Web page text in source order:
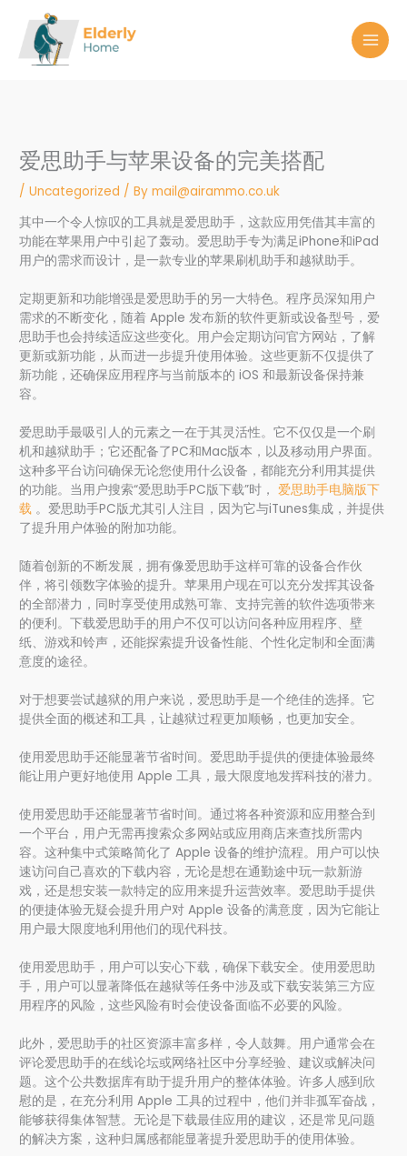
content
爱思助手与苹果设备的完美搭配
/Uncategorized / Bymail@airammo.co.uk
其中一个令人惊叹的工具就是爱思助手，这款应用凭借其丰富的
功能在苹果用户中引起了轰动。爱思助手专为满足iPhone和iPad
用户的需求而设计，是一款专业的苹果刷机助手和越狱助手。
定期更新和功能增强是爱思助手的另一大特色。程序员深知用户
需求的不断变化，随着 Apple 发布新的软件更新或设备型号，爱
思助手也会持续适应这些变化。用户会定期访问官方网站，了解
更新或新功能，从而进一步提升使用体验。这些更新不仅提供了
新功能，还确保应用程序与当前版本的 iOS 和最新设备保持兼
容。
爱思助手最吸引人的元素之一在于其灵活性。它不仅仅是一个刷
机和越狱助手；它还配备了PC和Mac版本，以及移动用户界面。
这种多平台访问确保无论您使用什么设备，都能充分利用其提供
的功能。当用户搜索“爱思助手PC版下载”时，爱思助手电脑版下
载 。爱思助手PC版尤其引人注目，因为它与iTunes集成，并提供
了提升用户体验的附加功能。
随着创新的不断发展，拥有像爱思助手这样可靠的设备合作伙
伴，将引领数字体验的提升。苹果用户现在可以充分发挥其设备
的全部潜力，同时享受使用成熟可靠、支持完善的软件选项带来
的便利。下载爱思助手的用户不仅可以访问各种应用程序、壁
纸、游戏和铃声，还能探索提升设备性能、个性化定制和全面满
意度的途径。
对于想要尝试越狱的用户来说，爱思助手是一个绝佳的选择。它
提供全面的概述和工具，让越狱过程更加顺畅，也更加安全。
使用爱思助手还能显著节省时间。爱思助手提供的便捷体验最终
能让用户更好地使用 Apple 工具，最大限度地发挥科技的潜力。
使用爱思助手还能显著节省时间。通过将各种资源和应用整合到
一个平台，用户无需再搜索众多网站或应用商店来查找所需内
容。这种集中式策略简化了 Apple 设备的维护流程。用户可以快
速访问自己喜欢的下载内容，无论是想在通勤途中玩一款新游
戏，还是想安装一款特定的应用来提升运营效率。爱思助手提供
的便捷体验无疑会提升用户对 Apple 设备的满意度，因为它能让
用户最大限度地利用他们的现代科技。
使用爱思助手，用户可以安心下载，确保下载安全。使用爱思助
手，用户可以显著降低在越狱等任务中涉及或下载安装第三方应
用程序的风险，这些风险有时会使设备面临不必要的风险。
此外，爱思助手的社区资源丰富多样，令人鼓舞。用户通常会在
评论爱思助手的在线论坛或网络社区中分享经验、建议或解决问
题。这个公共数据库有助于提升用户的整体体验。许多人感到欣
慰的是，在充分利用 Apple 工具的过程中，他们并非孤军奋战，
能够获得集体智慧。无论是下载最佳应用的建议，还是常见问题
的解决方案，这种归属感都能显著提升爱思助手的使用体验。